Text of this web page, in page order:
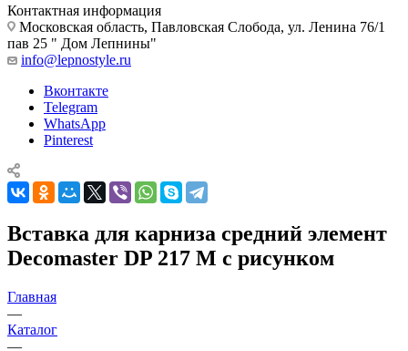
Контактная информация
Московская область, Павловская Слобода, ул. Ленина 76/1
пав 25 " Дом Лепнины"
info@lepnostyle.ru
Вконтакте
Telegram
WhatsApp
Pinterest
Вставка для карниза средний элемент
Decomaster DP 217 M с рисунком
Главная
—
Каталог
—